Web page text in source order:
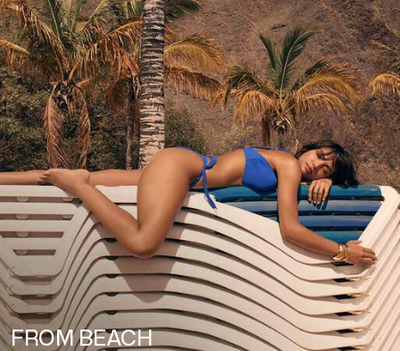
FROM BEACH